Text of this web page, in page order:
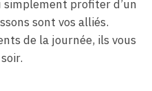
profiter d’un
sont vos alliés.
de la journée, ils vous